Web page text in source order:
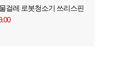
걸레 로봇청소기 쓰리스핀